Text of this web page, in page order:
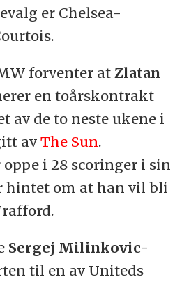
er Chelsea-
forventer at Zlatan
en toårskontrakt
av de to neste ukene i
av The Sun.
oppe i 28 scoringer i sin
hintet om at han vil bli
Sergej Milinkovic-
til en av Uniteds